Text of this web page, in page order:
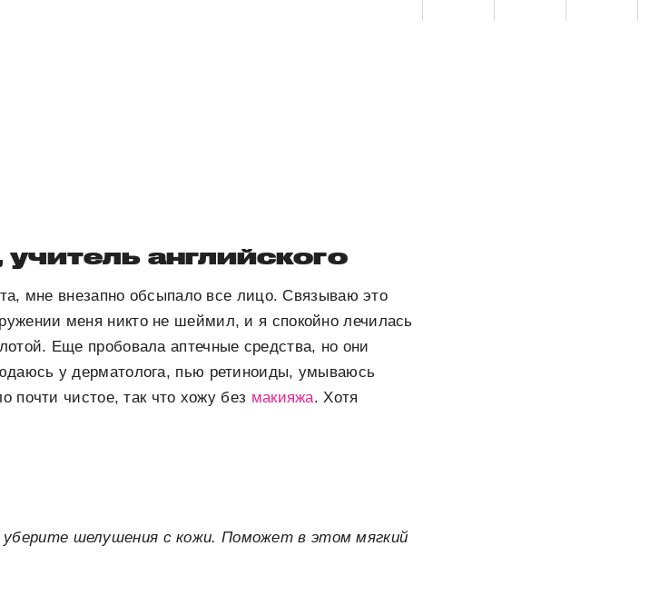
английского
мне внезапно обсыпало все лицо. Связываю это
меня никто не шеймил, и я спокойно лечилась
Еще пробовала аптечные средства, но они
у дерматолога, пью ретиноиды, умываюсь
почти чистое, так что хожу без макияжа. Хотя
уберите шелушения с кожи. Поможет в этом мягкий